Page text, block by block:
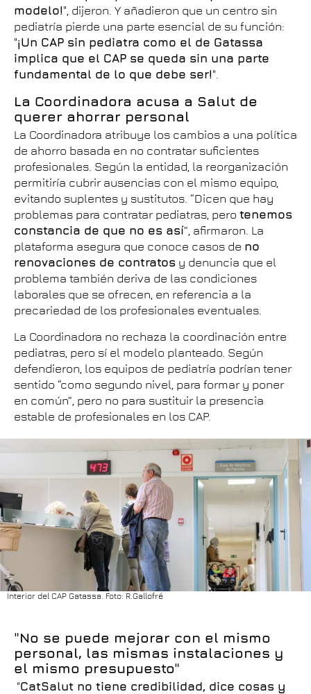
modelo!", dijeron. Y añadieron que un centro sin
pediatría pierde una parte esencial de su función:
"¡Un CAP sin pediatra como el de Gatassa
implica que el CAP se queda sin una parte
fundamental de lo que debe ser!".
La Coordinadora acusa a Salut de
querer ahorrar personal
La Coordinadora atribuye los cambios a una política
de ahorro basada en no contratar suficientes
profesionales. Según la entidad, la reorganización
permitiría cubrir ausencias con el mismo equipo,
evitando suplentes y sustitutos. “Dicen que hay
problemas para contratar pediatras, pero tenemos
constancia de que no es así”, afirmaron. La
plataforma asegura que conoce casos de no
renovaciones de contratos y denuncia que el
problema también deriva de las condiciones
laborales que se ofrecen, en referencia a la
precariedad de los profesionales eventuales.
La Coordinadora no rechaza la coordinación entre
pediatras, pero sí el modelo planteado. Según
defendieron, los equipos de pediatría podrían tener
sentido “como segundo nivel, para formar y poner
en común”, pero no para sustituir la presencia
estable de profesionales en los CAP.
Interior del CAP Gatassa. Foto: R.Gallofré
"No se puede mejorar con el mismo
personal, las mismas instalaciones y
el mismo presupuesto"
"CatSalut no tiene credibilidad, dice cosas y